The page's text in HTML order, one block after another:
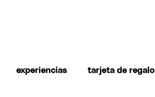
experiencias tarjeta de regalo